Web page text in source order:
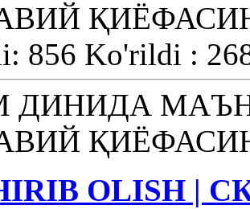
856 Ko'rildi :
ДИНИДА
OLISH |